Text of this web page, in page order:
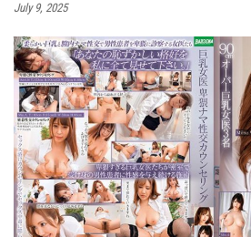
July 9, 2025